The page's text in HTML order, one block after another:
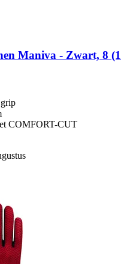
Maniva -​ Zwart, 8 (1
COMFORT-CUT